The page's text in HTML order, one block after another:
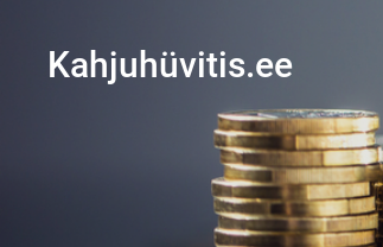
Kahjuhüvitis.ee